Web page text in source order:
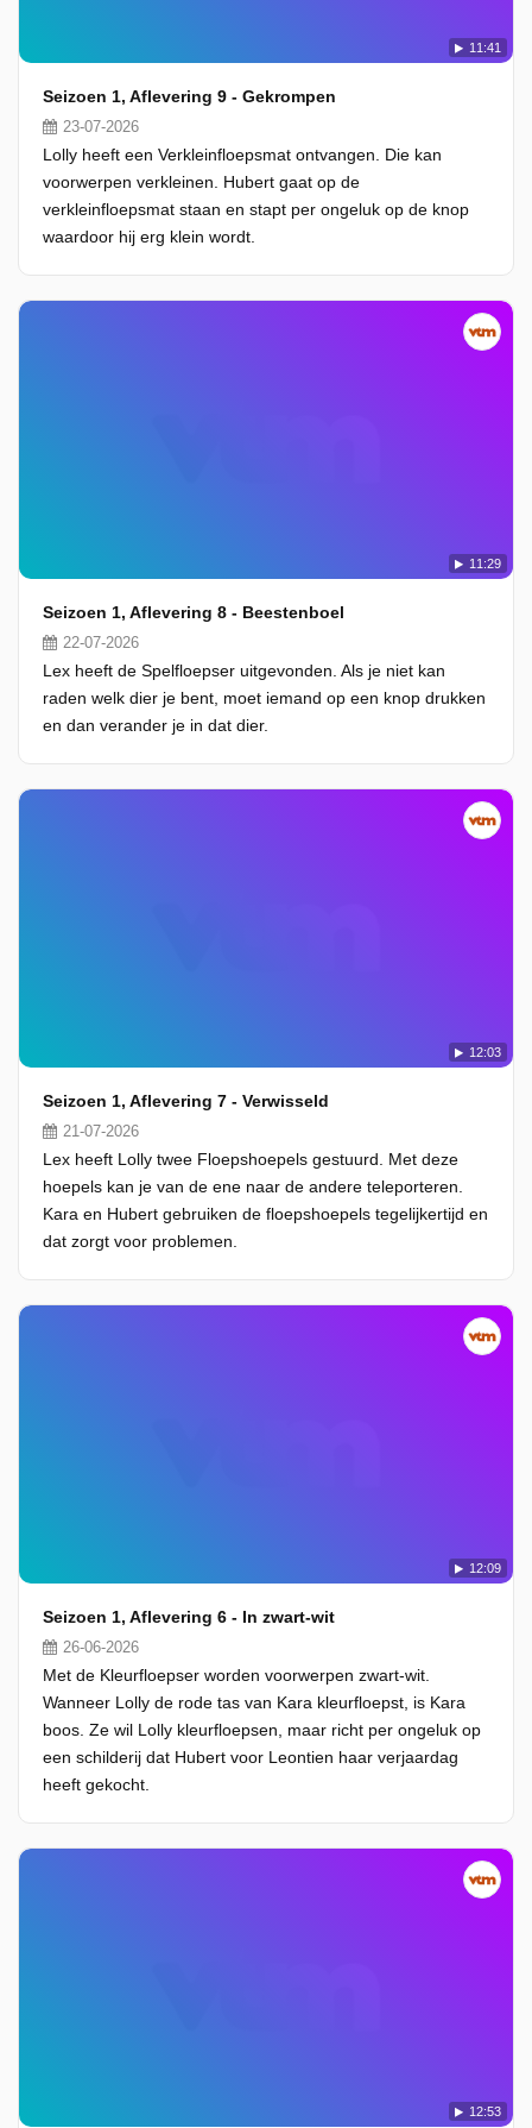
11:41
Seizoen 1, Aflevering 9 - Gekrompen
23-07-2026
Lolly heeft een Verkleinfloepsmat ontvangen. Die kan
voorwerpen verkleinen. Hubert gaat op de
verkleinfloepsmat staan en stapt per ongeluk op de knop
waardoor hij erg klein wordt.
11:29
Seizoen 1, Aflevering 8 - Beestenboel
22-07-2026
Lex heeft de Spelfloepser uitgevonden. Als je niet kan
raden welk dier je bent, moet iemand op een knop drukken
en dan verander je in dat dier.
12:03
Seizoen 1, Aflevering 7 - Verwisseld
21-07-2026
Lex heeft Lolly twee Floepshoepels gestuurd. Met deze
hoepels kan je van de ene naar de andere teleporteren.
Kara en Hubert gebruiken de floepshoepels tegelijkertijd en
dat zorgt voor problemen.
12:09
Seizoen 1, Aflevering 6 - In zwart-wit
26-06-2026
Met de Kleurfloepser worden voorwerpen zwart-wit.
Wanneer Lolly de rode tas van Kara kleurfloepst, is Kara
boos. Ze wil Lolly kleurfloepsen, maar richt per ongeluk op
een schilderij dat Hubert voor Leontien haar verjaardag
heeft gekocht.
12:53